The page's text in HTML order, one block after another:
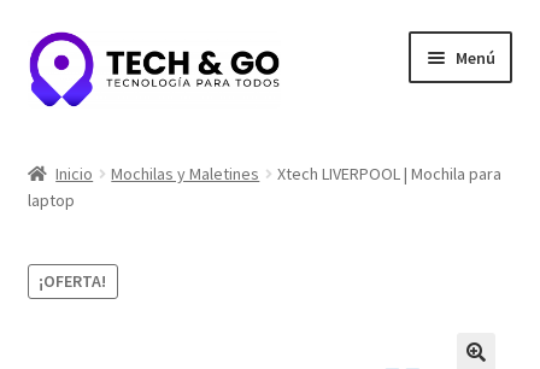
Ir
a
la
Ir
al
contenido
Menú
Contacto
Portafolio y Confianza
Inicio Mochilas y Maletines
Xtech LIVERPOOL | Mochila para
laptop
¡OFERTA!